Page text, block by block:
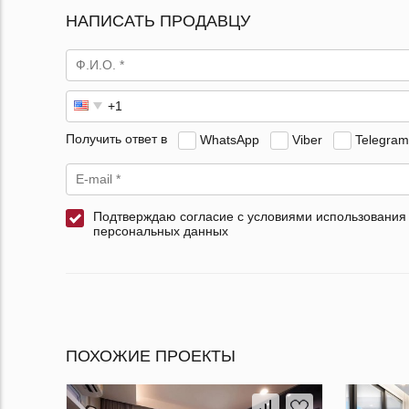
НАПИСАТЬ ПРОДАВЦУ
Получить ответ в WhatsApp Viber Telegram
Подтверждаю согласие с условиями использования
персональных данных
ПОХОЖИЕ ПРОЕКТЫ